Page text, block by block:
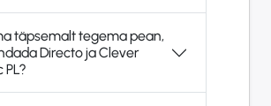
täpsemalt tegema pean,
Directo ja Clever
PL?